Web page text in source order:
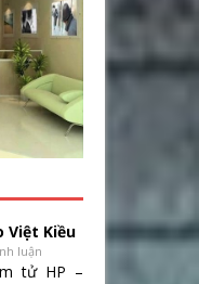
Việt Kiều
luận
tử HP –